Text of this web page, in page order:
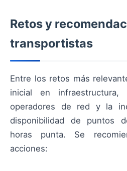
Retos y
transportistas
Entre los retos más
inicial en infraestructura,
operadores de red y la
disponibilidad de puntos
horas punta. Se
acciones: